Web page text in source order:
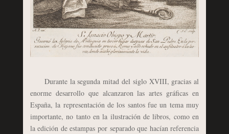
Durante la segunda mitad del siglo XVIII, gracias al
enorme desarrollo que alcanzaron las artes gráficas en
España, la representación de los santos fue un tema muy
importante, no tanto en la ilustración de libros, como en
la edición de estampas por separado que hacían referencia